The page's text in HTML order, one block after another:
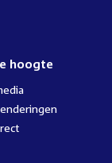
hoogte